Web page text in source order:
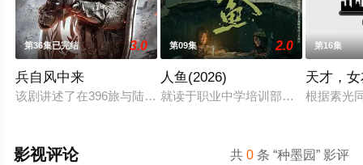
第36集已完结 3.0
兵自风中来
该剧讲述了在396旅与陆军步兵学院联合举办的小型军事演习中
第09集 2.0
人鱼(2026)
就读于职业中学培训部的花季女生苏
第16集
天才，
根据素光
共0 条 “种墨园” 影评
影视评论